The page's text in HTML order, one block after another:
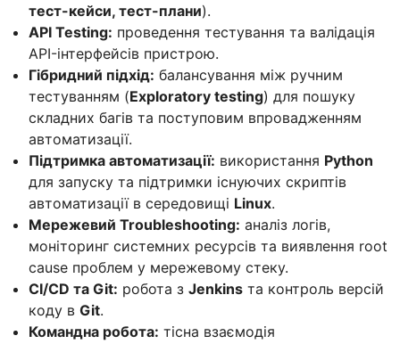
тест-кейси, тест-плани).
API Testing: проведення тестування та валідація
API-інтерфейсів пристрою.
Гібридний підхід: балансування між ручним
тестуванням (Exploratory testing) для пошуку
складних багів та поступовим впровадженням
автоматизації.
Підтримка автоматизації: використання Python
для запуску та підтримки існуючих скриптів
автоматизації в середовищі Linux.
Мережевий Troubleshooting: аналіз логів,
моніторинг системних ресурсів та виявлення root
cause проблем у мережевому стеку.
CI/CD та Git: робота з Jenkins та контроль версій
коду в Git.
Командна робота: тісна взаємодія